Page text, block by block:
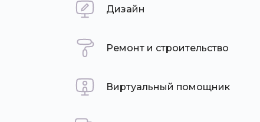
Дизайн
Ремонт и строительство
Виртуальный помощник